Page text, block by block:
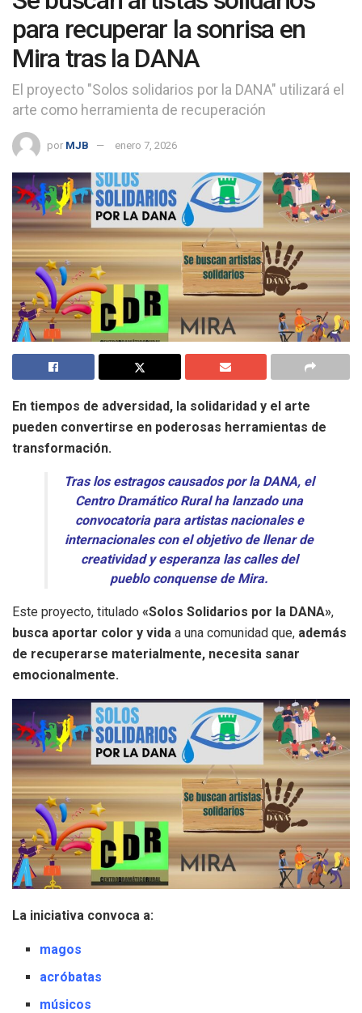
para recuperar la sonrisa en
Mira tras la DANA
El proyecto "Solos solidarios por la DANA" utilizará el
arte como herramienta de recuperación
por MJB enero 7, 2026
En tiempos de adversidad, la solidaridad y el arte
pueden convertirse en poderosas herramientas de
transformación.
Tras los estragos causados por la DANA, el
Centro Dramático Rural ha lanzado una
convocatoria para artistas nacionales e
internacionales con el objetivo de llenar de
creatividad y esperanza las calles del
pueblo conquense de Mira.
Este proyecto, titulado «Solos Solidarios por la DANA»,
busca aportar color y vida a una comunidad que, además
de recuperarse materialmente, necesita sanar
emocionalmente.
La iniciativa convoca a:
magos
acróbatas
músicos